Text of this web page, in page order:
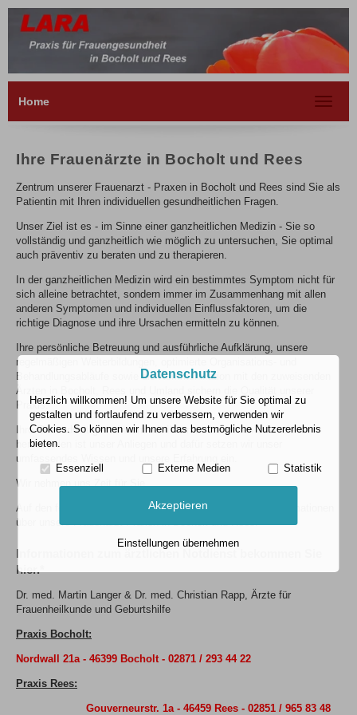
Home
Toggle
Ihre Frauenärzte in Bocholt und Rees
Zentrum unserer Frauenarzt - Praxen in Bocholt und Rees sind Sie als
Patientin mit Ihren individuellen gesundheitlichen Fragen.
Unser Ziel ist es - im Sinne einer ganzheitlichen Medizin - Sie so
vollständig und ganzheitlich wie möglich zu untersuchen, Sie optimal
auch präventiv zu beraten und zu therapieren.
In der ganzheitlichen Medizin wird ein bestimmtes Symptom nicht für
sich alleine betrachtet, sondern immer im Zusammenhang mit allen
anderen Symptomen und individuellen Einflussfaktoren, um die
richtige Diagnose und ihre Ursachen ermitteln zu können.
Ihre persönliche Betreuung und ausführliche Aufklärung, unsere
regelmäßigen Weiterbildungen, optimierte Organisations- und
Behandlungsabläufe sowie die Kommunikation mit den zuweisenden
Ärzten in Bocholt, Rees und Umland sichern die Qualität unserer
Praxis.
Ihre Gesundheit gemeinsam mit Ihnen zu bewahren oder wieder
herzustellen ist unser Anliegen und dafür setzen wir unser
umfassendes Wissen und unsere Erfahrung ein.
Wir nehmen uns Zeit für Sie.
Auf den folgenden Seiten bieten wir Ihnen umfassende Informationen
über unsere Frauenarzt-Praxen in Bocholt und Rees.
hier.*
Dr. med. Martin Langer & Dr. med. Christian Rapp, Ärzte für
Frauenheilkunde und Geburtshilfe
Praxis Bocholt:
Nordwall 21a - 46399 Bocholt - 02871 / 293 44 22
Praxis Rees:
Gouverneurstr. 1a - 46459 Rees - 02851 / 965 83 48
Datenschutz
Herzlich willkommen! Um unsere Website für Sie optimal zu
gestalten und fortlaufend zu verbessern, verwenden wir
Cookies. So können wir Ihnen das bestmögliche Nutzererlebnis
bieten.
Essenziell Externe Medien Statistik
Akzeptieren
Einstellungen übernehmen